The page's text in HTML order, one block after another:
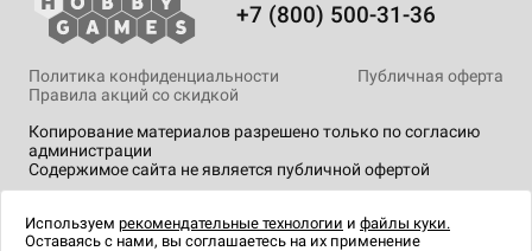
+7 (800) 500-31-36
Копирование материалов разрешено только по согласию
администрации
Содержимое сайта не является публичной офертой
Политика конфиденциальности
Публичная оферта
Правила акций со скидкой
технологии.
Используем рекомендательные технологии и файлы куки.
Оставаясь с нами, вы соглашаетесь на их применение